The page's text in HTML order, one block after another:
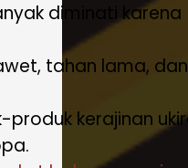
diminati karena
tahan lama, dan
kerajinan